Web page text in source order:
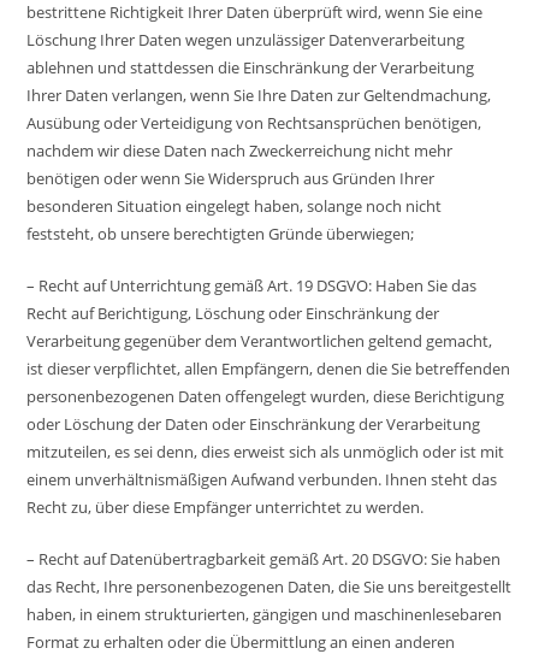
bestrittene Richtigkeit Ihrer Daten überprüft wird, wenn Sie eine
Löschung Ihrer Daten wegen unzulässiger Datenverarbeitung
ablehnen und stattdessen die Einschränkung der Verarbeitung
Ihrer Daten verlangen, wenn Sie Ihre Daten zur Geltendmachung,
Ausübung oder Verteidigung von Rechtsansprüchen benötigen,
nachdem wir diese Daten nach Zweckerreichung nicht mehr
benötigen oder wenn Sie Widerspruch aus Gründen Ihrer
besonderen Situation eingelegt haben, solange noch nicht
feststeht, ob unsere berechtigten Gründe überwiegen;
– Recht auf Unterrichtung gemäß Art. 19 DSGVO: Haben Sie das
Recht auf Berichtigung, Löschung oder Einschränkung der
Verarbeitung gegenüber dem Verantwortlichen geltend gemacht,
ist dieser verpflichtet, allen Empfängern, denen die Sie betreffenden
personenbezogenen Daten offengelegt wurden, diese Berichtigung
oder Löschung der Daten oder Einschränkung der Verarbeitung
mitzuteilen, es sei denn, dies erweist sich als unmöglich oder ist mit
einem unverhältnismäßigen Aufwand verbunden. Ihnen steht das
Recht zu, über diese Empfänger unterrichtet zu werden.
– Recht auf Datenübertragbarkeit gemäß Art. 20 DSGVO: Sie haben
das Recht, Ihre personenbezogenen Daten, die Sie uns bereitgestellt
haben, in einem strukturierten, gängigen und maschinenlesebaren
Format zu erhalten oder die Übermittlung an einen anderen